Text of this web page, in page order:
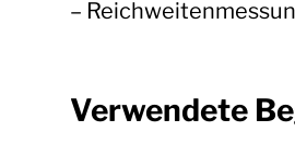
–
Verwendete